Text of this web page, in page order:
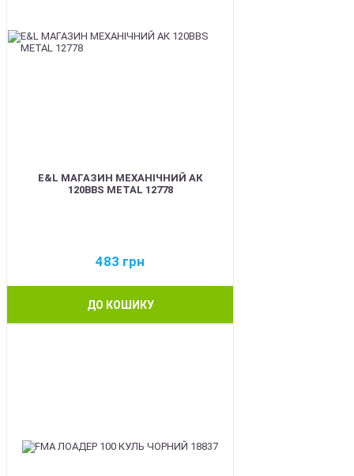
E&L МАГАЗИН МЕХАНІЧНИЙ АК
120BBS METAL 12778
483 грн
ДО КОШИКУ